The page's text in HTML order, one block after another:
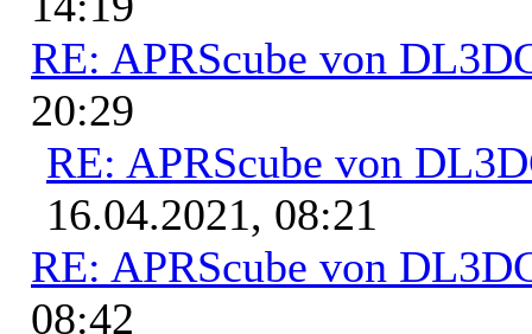
RE: APRScube von
20:29
RE: APRScube von
16.04.2021, 08:21
RE: APRScube von
08:42